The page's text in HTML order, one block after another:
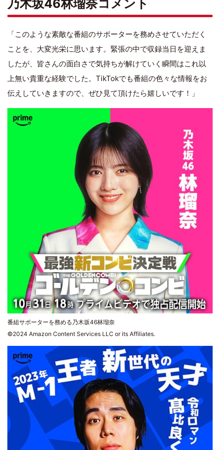
乃木坂46林瑠奈コメント
「このような素敵な番組のサポーターを務めさせていただく
ことを、大変光栄に思います。緊張の中で収録当日を迎えま
したが、皆さんの面白さで気持ちが解けていく瞬間はこれ以
上無い貴重な経験でした。TikTokでも番組の色々な情報をお
伝えしていきますので、ぜひ見て頂けたら嬉しいです！」
番組サポーターを務める乃木坂46林瑠奈
©2024 Amazon Content Services LLC or its Affiliates.